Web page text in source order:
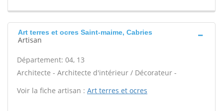
Art terres et ocres Saint-maime, Cabries
Artisan
Département: 04, 13
Architecte - Architecte d'intérieur / Décorateur -
Voir la fiche artisan : Art terres et ocres